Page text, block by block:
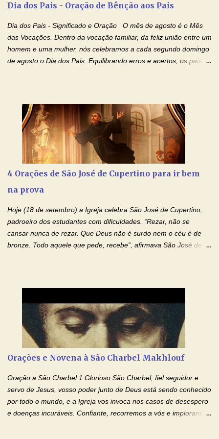
se encontram encarcerados em um vício, escravos de alguma
droga. Senhor, Pai Poderoso e cheio de Misericórdia, na
autoridade do Nome de Jesus libertai da escravidão do vício das
drogas, c...
Dia dos Pais - Oração de Bênção aos Pais
Dia dos Pais - Significado e Oração O mês de agosto é o Mês
das Vocações. Dentro da vocação familiar, da feliz união entre um
homem e uma mulher, nós celebramos a cada segundo domingo
de agosto o Dia dos Pais. Equilibrando erros e acertos, os pais
conforto, boa alimentação, educação de qualidade. E, em geral,
procuram orientá-los para que enfrentem o mundo, com suas
alegrias, com seus dissabores. Acompanham-nos em suas
vitórias, em seus fracassos, em suas lutas. É claro que há
exceções, mas essas exceções só confirmam uma regra porque
estado natural, normal. O mundo de hoje apresenta anomalias
absurdas. Temos notícia de pais que torturam seus filhos, que os
filhos. Mas isso não é o c...
4 Orações de São José de Cupertino para ir bem
na prova
Hoje (18 de setembro) a Igreja celebra São José de Cupertino,
padroeiro dos estudantes com dificuldades. “Rezar, não se
cansar nunca de rezar. Que Deus não é surdo nem o céu é de
bronze. Todo aquele que pede, recebe”, afirmava São José de
mim o teu fervor, a tua sabedoria e a tua fé. Mostra tua bondade,
ajudando-me e eu me esforçarei para imitar tuas virtudes.
Glória… Amável protetor meu, o estudo geralmente é difícil, duro
e entediante para mim. Tu podes deixar tudo isso mais fácil e
esforço maior em meus estudos e uma vida mais digna de tua
santidade. Glória… Deus, que quiseste atrair tudo a teu unigênito
Filho, que foi crucificado, permite que, pelos méritos e exemplos
de te...
Orações e Novena à São Charbel Makhlouf
Oração a São Charbel 1 Glorioso São Charbel, fiel seguidor e
servo de Jesus, vosso poder junto de Deus está sendo conhecido
por todo o mundo, e a Igreja vos invoca nos casos de desespero
e doenças incuráveis. Confiante, recorremos a vós e imploramos